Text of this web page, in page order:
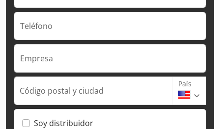
Teléfono
Empresa
Código postal y ciudad
País
Soy distribuidor